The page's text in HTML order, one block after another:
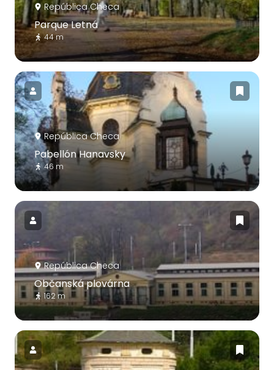
República Checa
Parque Letná
44 m
República Checa
Pabellón Hanavsky
46 m
República Checa
Občanská plovárna
162 m